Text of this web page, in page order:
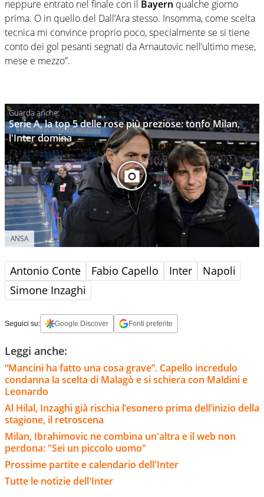
neppure entrato nel finale con il Bayern qualche giorno
prima. O in quello del Dall’Ara stesso. Insomma, come scelta
tecnica mi convince proprio poco, specialmente se si tiene
conto dei gol pesanti segnati da Arnautovic nell’ultimo mese,
mese e mezzo”.
Serie A, la top 5 delle rose più preziose: tonfo Milan,
l'Inter domina
ANSA
Antonio Conte Fabio Capello Inter
Napoli
Simone Inzaghi
Seguici su: Google Discover Fonti preferite
Leggi anche:
“Mancini ha fatto una cosa grave”. Capello incredulo
condanna la scelta di Malagò e si schiera con Maldini e
Leonardo
Al Hilal, Inzaghi già rischia l’esonero prima dell’inizio della
stagione, il retroscena
Milan, Ibrahimovic ne combina un'altra e il web non
perdona: "Sei un piccolo uomo"
Prossime partite e calendario dell'Inter
Tutte le notizie dell'Inter